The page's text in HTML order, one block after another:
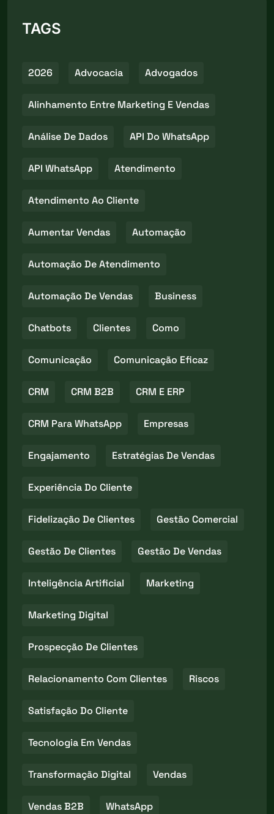
TAGS
2026 Advocacia Advogados
Alinhamento Entre Marketing E Vendas
Análise De Dados API Do WhatsApp
API WhatsApp Atendimento
Atendimento Ao Cliente
Aumentar Vendas Automação
Automação De Atendimento
Automação De Vendas Business
Chatbots Clientes Como
Comunicação Comunicação Eficaz
CRM CRM B2B CRM E ERP
CRM Para WhatsApp Empresas
Engajamento Estratégias De Vendas
Experiência Do Cliente
Fidelização De Clientes Gestão Comercial
Gestão De Clientes Gestão De Vendas
Inteligência Artificial Marketing
Marketing Digital
Prospecção De Clientes
Relacionamento Com Clientes Riscos
Satisfação Do Cliente
Tecnologia Em Vendas
Transformação Digital Vendas
Vendas B2B WhatsApp